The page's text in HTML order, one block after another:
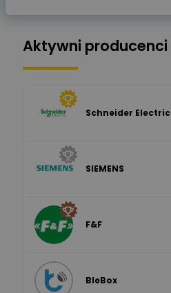
Aktywni producenci
Schneider Electric
SIEMENS
F&F
BleBox